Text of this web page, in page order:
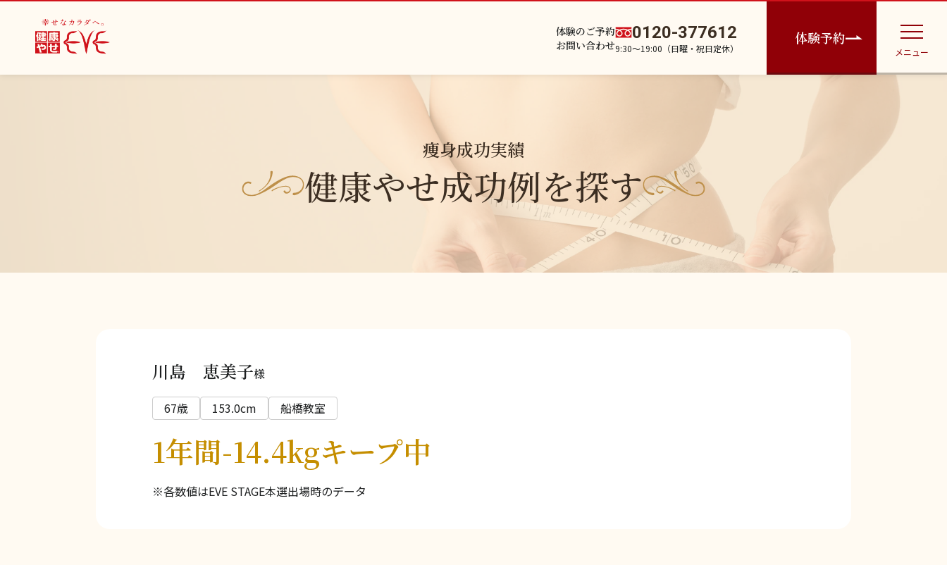
体験のご予約
お問い合わせ
0120-377612
9:30〜19:00（日曜・祝日定休）
体験予約
メニュー
痩身成功実績
健康やせ成功例を探す
川島 恵美子様
67歳 153.0cm 船橋教室
1年間-14.4kgキープ中
※各数値はEVE STAGE本選出場時のデータ